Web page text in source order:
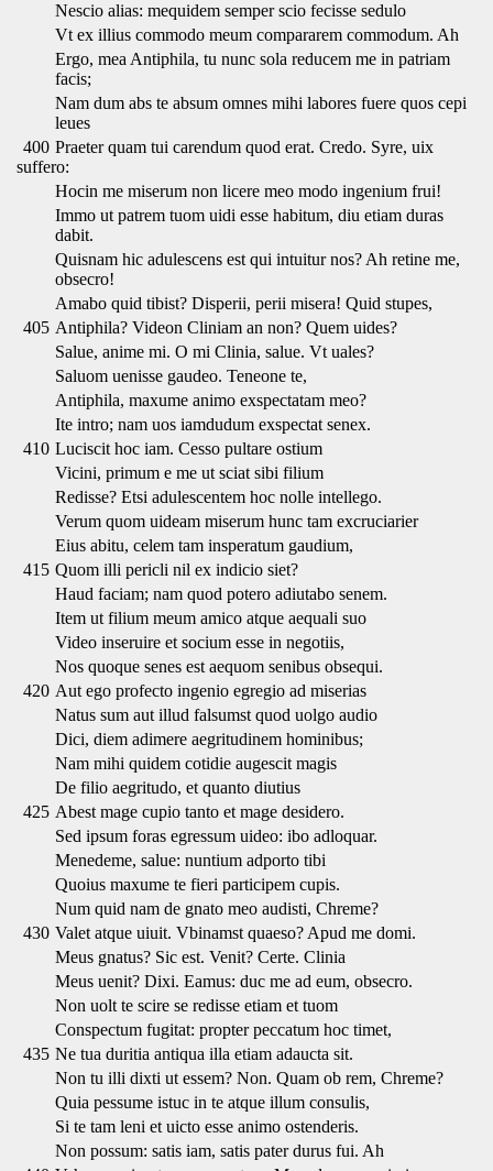
Nescio alias: mequidem semper scio fecisse sedulo
Vt ex illius commodo meum compararem commodum. Ah
Ergo, mea Antiphila, tu nunc sola reducem me in patriam
facis;
Nam dum abs te absum omnes mihi labores fuere quos cepi
leues
400 Praeter quam tui carendum quod erat. Credo. Syre, uix
suffero:
Hocin me miserum non licere meo modo ingenium frui!
Immo ut patrem tuom uidi esse habitum, diu etiam duras
dabit.
Quisnam hic adulescens est qui intuitur nos? Ah retine me,
obsecro!
Amabo quid tibist? Disperii, perii misera! Quid stupes,
405 Antiphila? Videon Cliniam an non? Quem uides?
Salue, anime mi. O mi Clinia, salue. Vt uales?
Saluom uenisse gaudeo. Teneone te,
Antiphila, maxume animo exspectatam meo?
Ite intro; nam uos iamdudum exspectat senex.
410 Luciscit hoc iam. Cesso pultare ostium
Vicini, primum e me ut sciat sibi filium
Redisse? Etsi adulescentem hoc nolle intellego.
Verum quom uideam miserum hunc tam excruciarier
Eius abitu, celem tam insperatum gaudium,
415 Quom illi pericli nil ex indicio siet?
Haud faciam; nam quod potero adiutabo senem.
Item ut filium meum amico atque aequali suo
Video inseruire et socium esse in negotiis,
Nos quoque senes est aequom senibus obsequi.
420 Aut ego profecto ingenio egregio ad miserias
Natus sum aut illud falsumst quod uolgo audio
Dici, diem adimere aegritudinem hominibus;
Nam mihi quidem cotidie augescit magis
De filio aegritudo, et quanto diutius
425 Abest mage cupio tanto et mage desidero.
Sed ipsum foras egressum uideo: ibo adloquar.
Menedeme, salue: nuntium adporto tibi
Quoius maxume te fieri participem cupis.
Num quid nam de gnato meo audisti, Chreme?
430 Valet atque uiuit. Vbinamst quaeso? Apud me domi.
Meus gnatus? Sic est. Venit? Certe. Clinia
Meus uenit? Dixi. Eamus: duc me ad eum, obsecro.
Non uolt te scire se redisse etiam et tuom
Conspectum fugitat: propter peccatum hoc timet,
435 Ne tua duritia antiqua illa etiam adaucta sit.
Non tu illi dixti ut essem? Non. Quam ob rem, Chreme?
Quia pessume istuc in te atque illum consulis,
Si te tam leni et uicto esse animo ostenderis.
Non possum: satis iam, satis pater durus fui. Ah